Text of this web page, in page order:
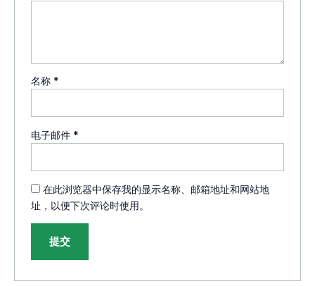
名称 *
电子邮件 *
在此浏览器中保存我的显示名称、邮箱地址和网站地
址，以便下次评论时使用。